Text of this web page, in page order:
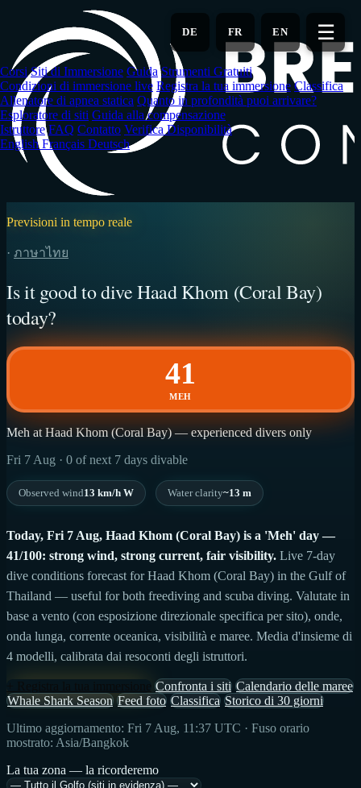
contenuto
principale
EN
FR
DE ☰
Corsi Siti di Immersione Guida Strumenti Gratuiti
Condizioni di immersione live Registra la tua immersione Classifica
Allenatore di apnea statica Quanto in profondità puoi arrivare?
Esploratore di siti Guida alla compensazione
Istruttore FAQ Contatto Verifica Disponibilità
EnglishFrançais Deutsch
Previsioni in tempo reale
· ภาษาไทย
Is it good to dive Haad Khom (Coral Bay)
today?
41
MEH
Meh at Haad Khom (Coral Bay) — experienced divers only
Fri 7 Aug · 0 of next 7 days divable
Observed wind13 km/h W Water clarity~13 m
Today, Fri 7 Aug, Haad Khom (Coral Bay) is a 'Meh' day —
41/100: strong wind, strong current, fair visibility. Live 7-day
dive conditions forecast for Haad Khom (Coral Bay) in the Gulf of
Thailand — useful for both freediving and scuba diving. Valutate in
base a vento (con esposizione direzionale specifica per sito), onde,
onda lunga, corrente oceanica, visibilità e maree. Media d'insieme di
4 modelli, calibrata dai resoconti degli istruttori.
Confronta i siti Calendario delle maree
Whale Shark Season Feed foto Classifica Storico di 30 giorni
Ultimo aggiornamento: Fri 7 Aug, 11:37 UTC · Fuso orario
mostrato: Asia/Bangkok
La tua zona — la ricorderemo